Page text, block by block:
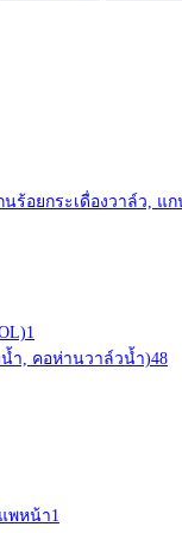
ร้อยกระเดื่องวาล์ว, แก
1
ำ, คอห่านวาล์วน้ำ)48
พหน้า1